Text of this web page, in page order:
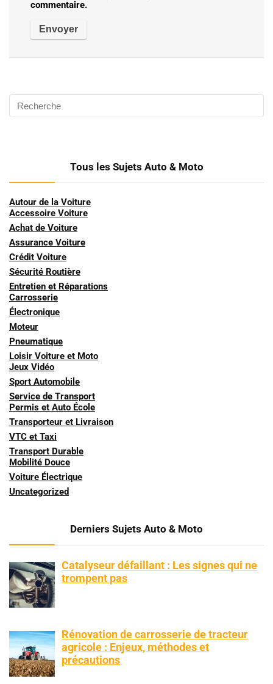
commentaire.
Tous les Sujets Auto & Moto
Autour de la Voiture
Accessoire Voiture
Achat de Voiture
Assurance Voiture
Crédit Voiture
Sécurité Routière
Entretien et Réparations
Carrosserie
Électronique
Moteur
Pneumatique
Loisir Voiture et Moto
Jeux Vidéo
Sport Automobile
Service de Transport
Permis et Auto École
Transporteur et Livraison
VTC et Taxi
Transport Durable
Mobilité Douce
Voiture Électrique
Uncategorized
Derniers Sujets Auto & Moto
Catalyseur défaillant : Les signes qui ne
trompent pas
Rénovation de carrosserie de tracteur
agricole : Enjeux, méthodes et
précautions